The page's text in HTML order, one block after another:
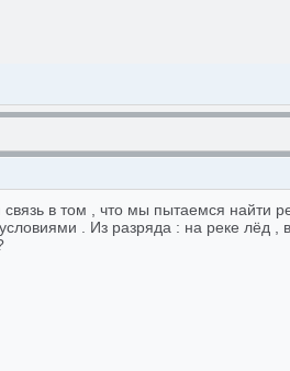
в том , что мы пытаемся найти
. Из разряда : на реке лёд ,